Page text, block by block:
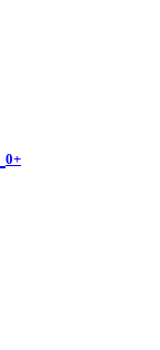
0+